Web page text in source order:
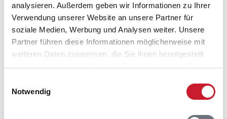
analysieren. Außerdem geben wir Informationen zu Ihrer
Verwendung unserer Website an unsere Partner für
soziale Medien, Werbung und Analysen weiter. Unsere
Partner führen diese Informationen möglicherweise mit
weiteren Daten zusammen, die Sie ihnen bereitgestellt
haben oder die sie im Rahmen Ihrer Nutzung der Dienste
Notwendig
Belegungskalender
Reisedauer auswählen